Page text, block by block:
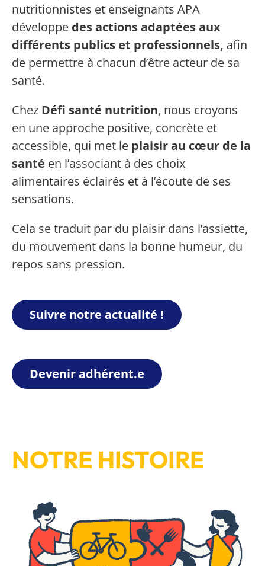
nutritionnistes et enseignants APA
développe des actions adaptées aux
différents publics et professionnels, afin
de permettre à chacun d’être acteur de sa
santé.
Chez Défi santé nutrition, nous croyons
en une approche positive, concrète et
accessible, qui met le plaisir au cœur de la
santé en l’associant à des choix
alimentaires éclairés et à l’écoute de ses
sensations.
Cela se traduit par du plaisir dans l’assiette,
du mouvement dans la bonne humeur, du
repos sans pression.
Suivre notre actualité !
Devenir adhérent.e
NOTRE HISTOIRE